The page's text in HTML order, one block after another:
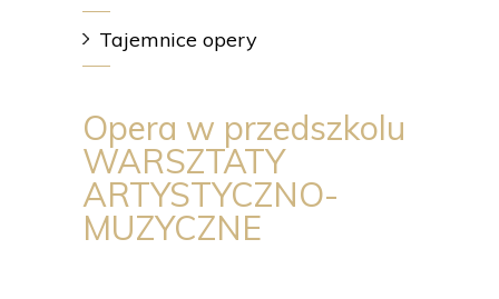
Tajemnice opery
Opera w przedszkolu
WARSZTATY
ARTYSTYCZNO-
MUZYCZNE